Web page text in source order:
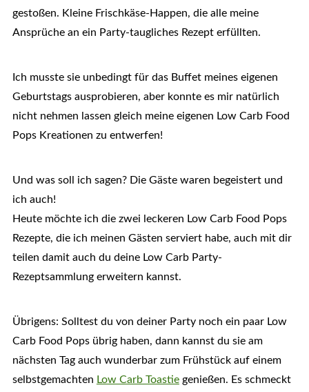
gestoßen. Kleine Frischkäse-Happen, die alle meine
Ansprüche an ein Party-taugliches Rezept erfüllten.
Ich musste sie unbedingt für das Buffet meines eigenen
Geburtstags ausprobieren, aber konnte es mir natürlich
nicht nehmen lassen gleich meine eigenen Low Carb Food
Pops Kreationen zu entwerfen!
Und was soll ich sagen? Die Gäste waren begeistert und
ich auch!
Heute möchte ich die zwei leckeren Low Carb Food Pops
Rezepte, die ich meinen Gästen serviert habe, auch mit dir
teilen damit auch du deine Low Carb Party-
Rezeptsammlung erweitern kannst.
Übrigens: Solltest du von deiner Party noch ein paar Low
Carb Food Pops übrig haben, dann kannst du sie am
nächsten Tag auch wunderbar zum Frühstück auf einem
selbstgemachten Low Carb Toastiegenießen. Es schmeckt